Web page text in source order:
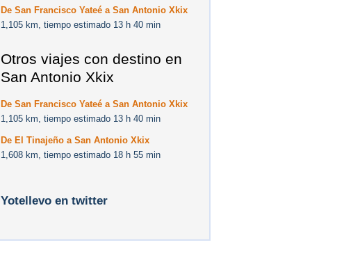
De San Francisco Yateé a San Antonio Xkix
1,105 km, tiempo estimado 13 h 40 min
Otros viajes con destino en
San Antonio Xkix
De San Francisco Yateé a San Antonio Xkix
1,105 km, tiempo estimado 13 h 40 min
De El Tinajeño a San Antonio Xkix
1,608 km, tiempo estimado 18 h 55 min
Yotellevo en twitter